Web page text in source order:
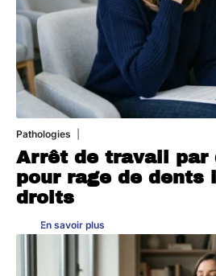
Pathologies
Arrêt de travail par
pour rage de dents
droits
En savoir plus